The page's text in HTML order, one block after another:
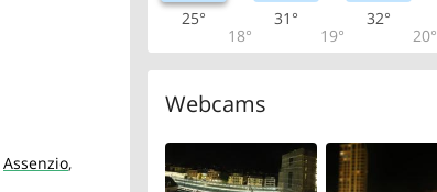
Assenzio,
25°
18°
31°
19°
32°
20°
Webcams